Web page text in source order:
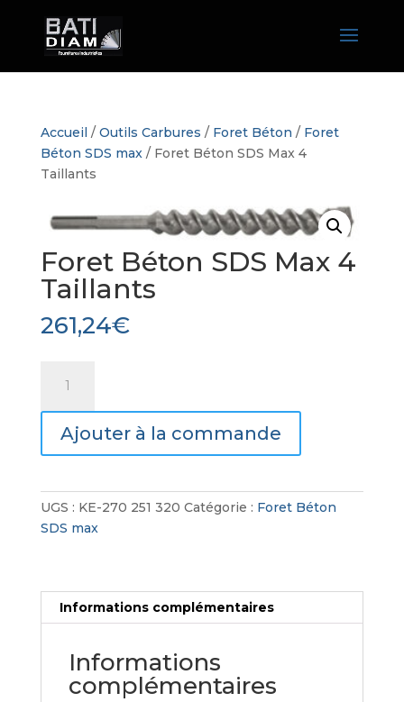
Accueil / Outils Carbures / Foret Béton / Foret
Béton SDS max/ Foret Béton SDS Max 4
Taillants
Foret Béton SDS Max 4
Taillants
261,24€
Foret
Béton
SDS
4
Taillants
Ajouter à la commande
UGS : KE-270 251 320 Catégorie : Foret Béton
SDS max
Informations complémentaires
Informations
complémentaires